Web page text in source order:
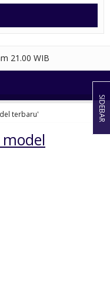
21.00 WIB
terbaru' SIDEBAR